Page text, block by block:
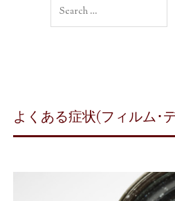
よくある症状(フィルム･